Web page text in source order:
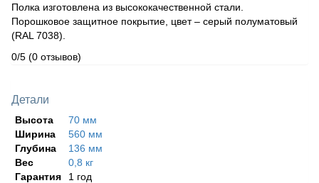
Полка изготовлена из высококачественной стали.
Порошковое защитное покрытие, цвет – серый полуматовый
(RAL 7038).
0/5 (0 отзывов)
Детали
Высота
70 мм
Ширина
560 мм
Глубина
136 мм
Вес
0,8 кг
Гарантия
1 год